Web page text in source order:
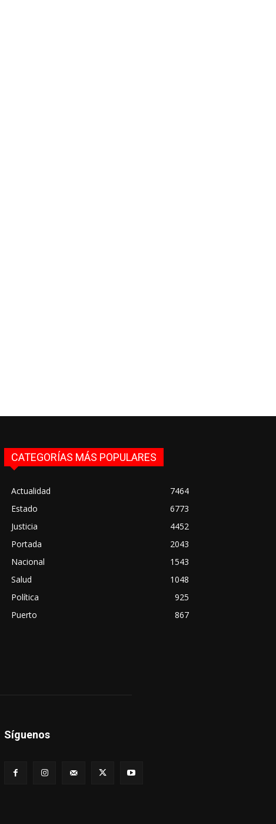
CATEGORÍAS MÁS POPULARES
Actualidad
7464
Estado
6773
Justicia
4452
Portada
2043
Nacional
1543
Salud
1048
Política
925
Puerto
867
Síguenos